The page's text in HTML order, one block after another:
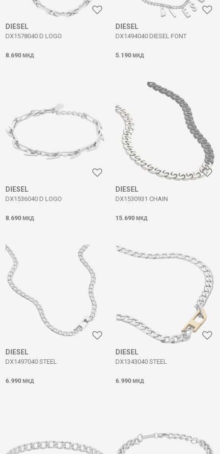
DIESEL
DX1578040 D LOGO
8.690 МКД
DIESEL
DX1494040 DIESEL FONT
5.190 МКД
DIESEL
DX1536040 D LOGO
8.690 МКД
DIESEL
DX1530931 CHAIN
15.690 МКД
DIESEL
DX1497040 STEEL
6.990 МКД
DIESEL
DX1343040 STEEL
6.990 МКД